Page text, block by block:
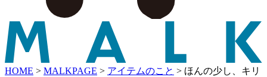
HOME > MALKPAGE > アイテムのこと > ほんの少し、キリ